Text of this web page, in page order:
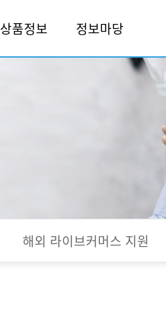
상품정보 정보마당
해외 라이브커머스 지원